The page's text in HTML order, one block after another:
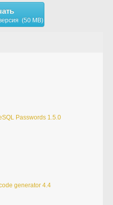
(50 MB)
Passwords 1.5.0
generator 4.4